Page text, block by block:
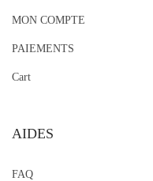
MON COMPTE
PAIEMENTS
Cart
AIDES
FAQ